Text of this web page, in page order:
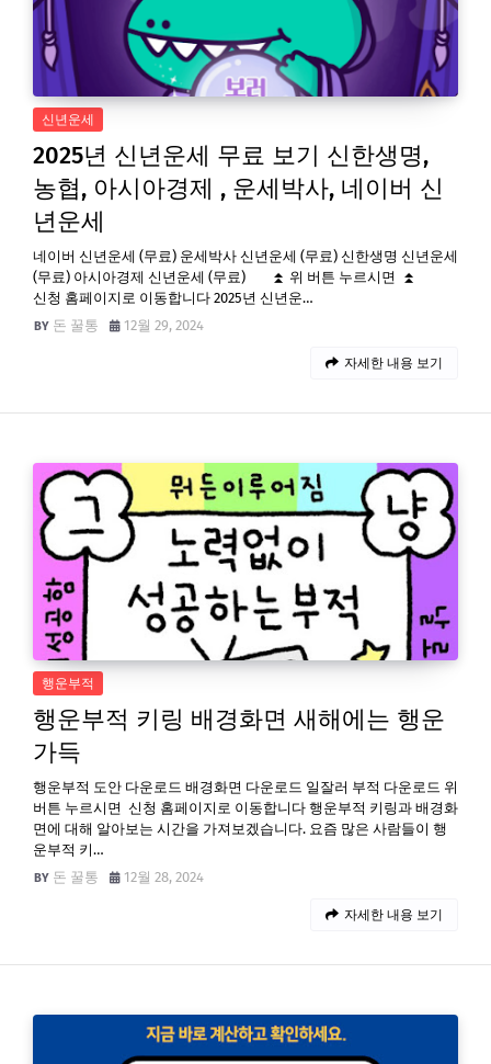
신년운세
2025년 신년운세 무료 보기 신한생명,
농협, 아시아경제 , 운세박사, 네이버 신
년운세
네이버 신년운세 (무료) 운세박사 신년운세 (무료) 신한생명 신년운세
(무료) 아시아경제 신년운세 (무료) ⏫ 위 버튼 누르시면 ⏫
신청 홈페이지로 이동합니다 2025년 신년운…
돈 꿀통
12월 29, 2024
자세한 내용 보기
행운부적
행운부적 키링 배경화면 새해에는 행운
가득
행운부적 도안 다운로드 배경화면 다운로드 일잘러 부적 다운로드 위
버튼 누르시면 신청 홈페이지로 이동합니다 행운부적 키링과 배경화
면에 대해 알아보는 시간을 가져보겠습니다. 요즘 많은 사람들이 행
운부적 키…
돈 꿀통
12월 28, 2024
자세한 내용 보기